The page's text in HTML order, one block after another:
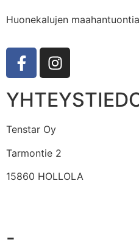
Huonekalujen
Tenstar Oy
Tarmontie 2
15860 HOLLOLA
-